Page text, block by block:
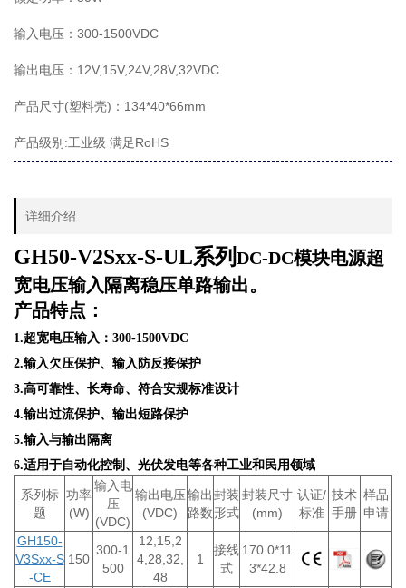
输入电压：300-1500VDC
输出电压：12V,15V,24V,28V,32VDC
产品尺寸(塑料壳)：134*40*66mm
产品级别:工业级 满足RoHS
详细介绍
GH50-V2Sxx-S-UL系列 DC-DC模块电源超
宽电压输入隔离稳压单路输出。
产品特点：
1.超宽电压输入：300-1500VDC
2.输入欠压保护、输入防反接保护
3.高可靠性、长寿命、符合安规标准设计
4.输出过流保护、输出短路保护
5.输入与输出隔离
6.适用于自动化控制、光伏发电等各种工业和民用领域
系列标
题
功率
(W)
输入电
压
(VDC)
输出电压
(VDC)
输出
路数
封装
形式
封装尺寸
(mm)
认证/
标准
技术
手册
样品
申请
GH150-
V3Sxx-S
-CE
150
300-1
500
12,15,2
4,28,32,
48
1
接线
式
170.0*11
3*42.8